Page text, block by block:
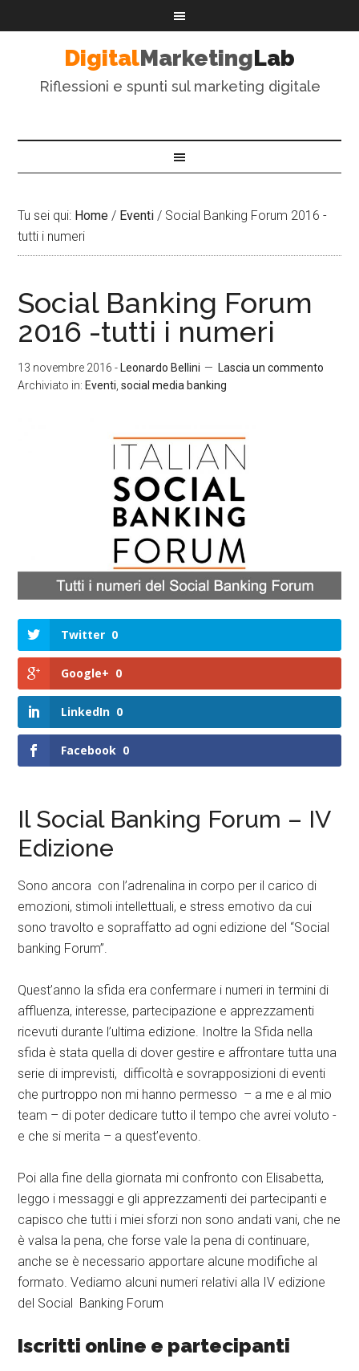
DigitalMarketingLab
Riflessioni e spunti sul marketing digitale
Tu sei qui: Home / Eventi / Social Banking Forum 2016 -
tutti i numeri
Social Banking Forum
2016 -tutti i numeri
13 novembre 2016 - Leonardo Bellini
Lascia un commento
Archiviato in: Eventi ,social media banking
Twitter 0
Google+ 0
LinkedIn 0
Facebook 0
Il Social Banking Forum – IV
Edizione
Sono ancora con l’adrenalina in corpo per il carico di
emozioni, stimoli intellettuali, e stress emotivo da cui
sono travolto e sopraffatto ad ogni edizione del “Social
banking Forum”.
Quest’anno la sfida era confermare i numeri in termini di
affluenza, interesse, partecipazione e apprezzamenti
ricevuti durante l’ultima edizione. Inoltre la Sfida nella
sfida è stata quella di dover gestire e affrontare tutta una
serie di imprevisti, difficoltà e sovrapposizioni di eventi
che purtroppo non mi hanno permesso – a me e al mio
team – di poter dedicare tutto il tempo che avrei voluto -
e che si merita – a quest’evento.
Poi alla fine della giornata mi confronto con Elisabetta,
leggo i messaggi e gli apprezzamenti dei partecipanti e
capisco che tutti i miei sforzi non sono andati vani, che ne
è valsa la pena, che forse vale la pena di continuare,
anche se è necessario apportare alcune modifiche al
formato. Vediamo alcuni numeri relativi alla IV edizione
del Social Banking Forum
Iscritti online e partecipanti